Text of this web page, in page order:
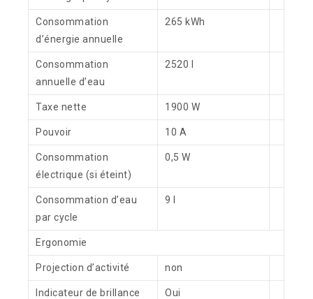
Consommation
d’énergie annuelle
265 kWh
Consommation
annuelle d’eau
2520 l
Taxe nette 1900 W
Pouvoir 10 A
Consommation
électrique (si éteint)
0,5 W
Consommation d’eau
par cycle
9 l
Ergonomie
Projection d’activité non
Indicateur de brillance Oui